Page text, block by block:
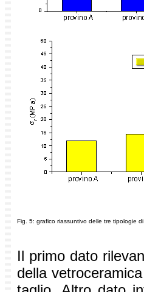
Fig. 5: grafico riassuntivo delle tre tipologie
Il primo dato
della